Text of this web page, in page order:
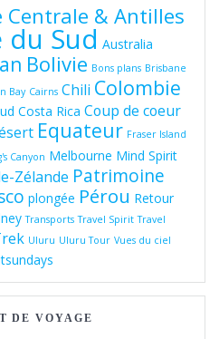
Centrale & Antilles
Sud Australia
Bolivie Bons plans Brisbane
Bay Cairns Chili Colombie
Costa Rica Coup de coeur
Equateur Fraser Island
Canyon Melbourne Mind Spirit
Zélande Patrimoine
plongée Pérou Retour
Transports Travel Spirit Travel
Uluru Uluru Tour Vues du ciel
DE VOYAGE